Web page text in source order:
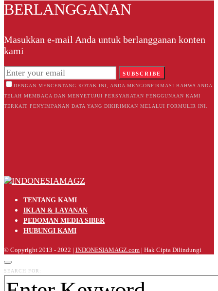
BERLANGGANAN
Masukkan e-mail Anda untuk berlangganan konten
kami
SUBSCRIBE
DENGAN MENCENTANG KOTAK INI, ANDA MENGONFIRMASI BAHWA ANDA
TELAH MEMBACA DAN MENYETUJUI PERSYARATAN PENGGUNAAN KAMI
TERKAIT PENYIMPANAN DATA YANG DIKIRIMKAN MELALUI FORMULIR INI.
TENTANG KAMI
IKLAN & LAYANAN
PEDOMAN MEDIA SIBER
HUBUNGI KAMI
© Copyright 2013 - 2022 | INDONESIAMAGZ.com | Hak Cipta Dilindungi
SEARCH FOR: